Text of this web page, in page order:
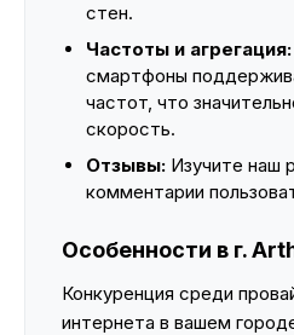
стен.
Частоты и агрегация:
смартфоны
частот, что
скорость.
Отзывы: Изучите наш
комментарии
Особенности в г.
Конкуренция среди
интернета в вашем